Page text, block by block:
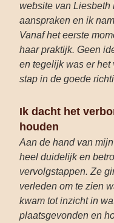
website van Liesbeth
aanspraken en ik
Vanaf het eerste
haar praktijk. Geen
en tegelijk was er het
stap in de goede
Ik dacht het
houden
Aan de hand van
heel duidelijk en
vervolgstappen. Ze
verleden om te zien
kwam tot inzicht in
plaatsgevonden en